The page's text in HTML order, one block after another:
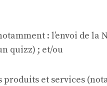
: l’envoi de la
quizz) ; et/ou
et services